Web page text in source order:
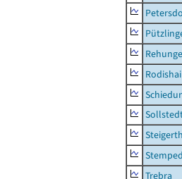
Trebra